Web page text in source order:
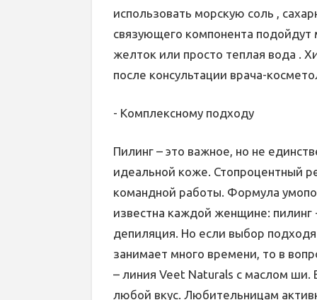
использовать морскую соль ,
связующего компонента
желток или просто теплая вода .
после консультации врача-
- Комплексному подходу
Пилинг – это важное, но не
идеальной коже. Стопроцентный
командной работы. Формула
известна каждой женщине:
депиляция. Но если выбор
занимает много времени, то в
– линия Veet Naturals с маслом ши.
любой вкус. Любительницам